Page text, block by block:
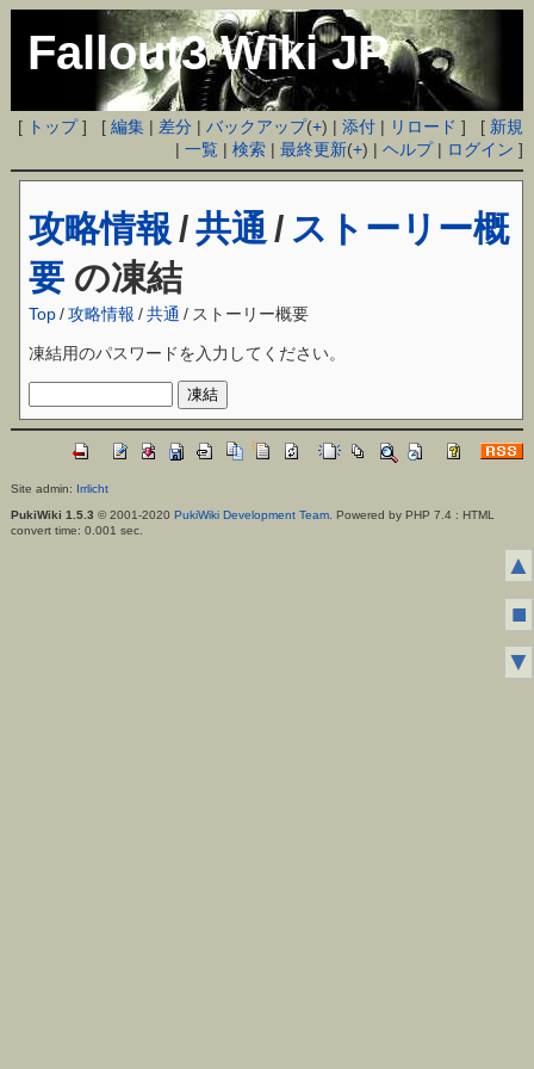
Fallout3 Wiki JP
[ トップ] [編集 | 差分 |バックアップ(+) |添付 | リロード ] [ 新規
|一覧 |検索 |最終更新(+) |ヘルプ| ログイン ]
攻略情報 /共通 / ストーリー概
要 の凍結
Top /攻略情報 /共通 / ストーリー概要
凍結用のパスワードを入力してください。
Site admin: Irrlicht
PukiWiki 1.5.3 © 2001-2020 PukiWiki Development Team. Powered by PHP 7.4 : HTML
convert time: 0.001 sec.
▲
■
▼